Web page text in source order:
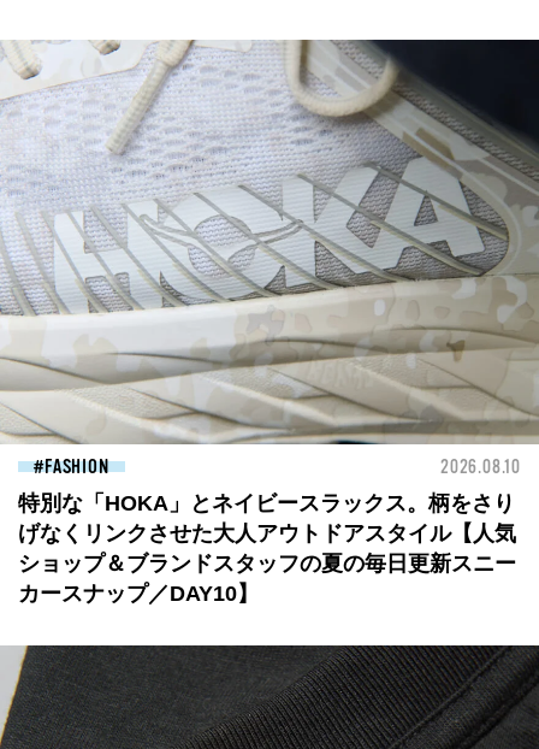
FASHION 2026.08.10
特別な「HOKA」とネイビースラックス。柄をさり
げなくリンクさせた大人アウトドアスタイル【人気
ショップ＆ブランドスタッフの夏の毎日更新スニー
カースナップ／DAY10】